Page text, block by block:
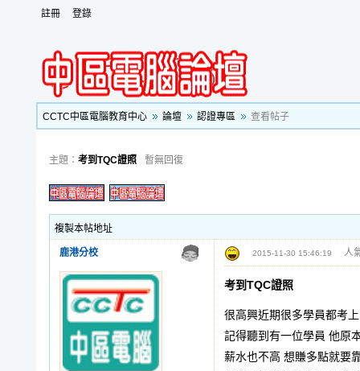
註冊 登錄
CCTC中區電腦教育中心 論壇 認證專區 查看帖子
主題： 考到TQC證照 暫無回復
複製本帖地址
鹿港分校 2015-11-30 15:46:19 人
考到TQC證照
很高興近期很多學員都考
記得聽到有一位學員 他原
薪水也不高 想賺多點就要